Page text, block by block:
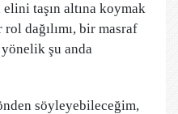
taşın altına koymak
dağılımı, bir masraf
yönelik şu anda
söyleyebileceğim,